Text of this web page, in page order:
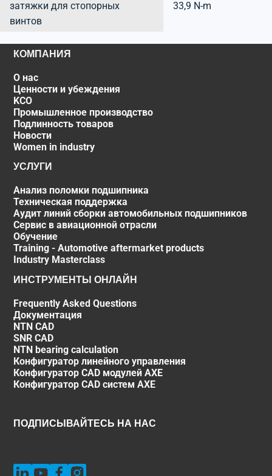
затяжки для стопорных
винтов
33,9 N-m
КОМПАНИЯ
О нас
Ценности и убеждения
KCO
Промышленное производство
Подлинность товаров
Новости
Women in industry
УСЛУГИ
Анализ поломки подшипника
Техническая поддержка
Аудит линий сборки автомобильных подшипников
Сервис в авиационной отрасли
Обучение
Training - Automotive aftermarket products
Industry Masterclass
ИНСТРУМЕНТЫ ОНЛАЙН
Frequently Asked Questions
Документация
NTN CAD
SNR CAD
NTN bearing calculation
Конфигуратор линейного управления
Конфигуратор CAD модулей AXE
Конфигуратор CAD систем AXE
ПОДПИСЫВАЙТЕСЬ НА НАС